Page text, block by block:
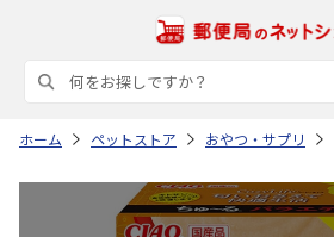
ホーム ペットストア おやつ・サプリ